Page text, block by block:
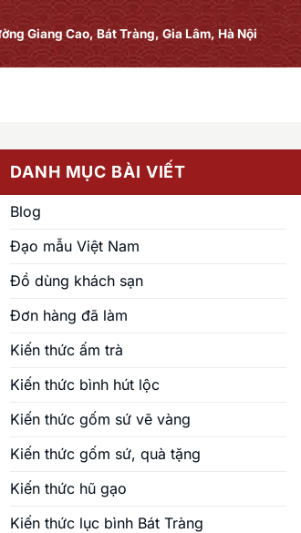
Giang Cao, Bát Tràng, Gia Lâm, Hà Nội
DANH MỤC BÀI VIẾT
Blog
Đạo mẫu Việt Nam
Đồ dùng khách sạn
Đơn hàng đã làm
Kiến thức ấm trà
Kiến thức bình hút lộc
Kiến thức gốm sứ vẽ vàng
Kiến thức gốm sứ, quà tặng
Kiến thức hũ gạo
Kiến thức lục bình Bát Tràng